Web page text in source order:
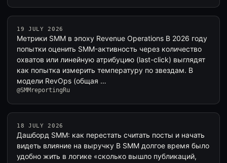
19 JULY 2026
Метрики SMM в эпоху Revenue Operations В 2026 году
попытки оценить SMM-активность через количество
охватов или линейную атрибуцию (last-click) выглядят
как попытка измерить температуру по звездам. В
модели RevOps (общая …
@SMMreportingRu
18 JULY 2026
Дашборд SMM: как перестать считать посты и начать
видеть влияние на выручку В SMM долгое время было
удобно жить в логике «сколько вышло публикаций,